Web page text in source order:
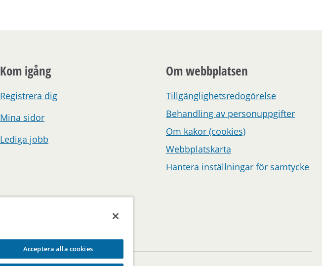
Kom igång
Registrera dig
Mina sidor
Lediga jobb
Om webbplatsen
Tillgänglighetsredogörelse
Behandling av personuppgifter
Om kakor (cookies)
Webbplatskarta
Hantera inställningar för samtycke
Acceptera alla cookies